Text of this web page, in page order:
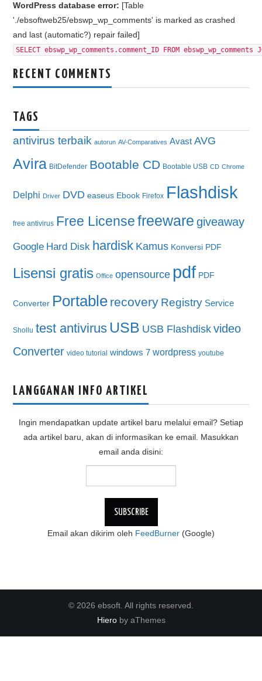
WordPress database error: [Table
'./ebsoftweb25/ebswp_wp_comments' is marked as crashed
and last (automatic?) repair failed]
SELECT ebswp_wp_comments.comment_ID FROM
RECENT COMMENTS
TAGS
antivirus terbaik autorun AV-Comparatives Avast AVG
Avira BitDefender Bootable CD Bootable USB CD Chrome
Delphi Driver DVD easeus Ebook Firefox Flashdisk
free antivirus Free License freeware giveaway
Google Hard Disk hardisk Kamus Konversi PDF
Lisensi gratis Office opensource pdf PDF
Converter Portable recovery Registry Service
Shollu test antivirus USB USB Flashdisk video
Converter video tutorial windows 7 wordpress youtube
LANGGANAN INFO ARTIKEL
Ingin mendapatkan update artikel baru melalui email? Setiap
ada artikel baru, akan di informasikan ke email. Masukkan
email anda disini:
Email akan dikirim oleh FeedBurner (Google)
© 2026 ebsoft. All rights reserved.
Hieroby aThemes